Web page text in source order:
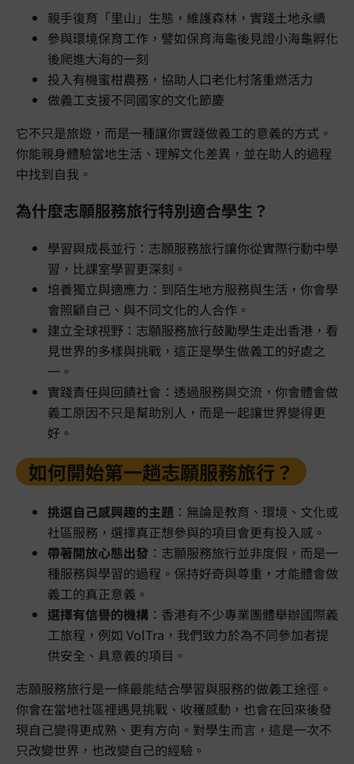
親手復育「里山」生態，維護森林，實踐土地永續
參與環境保育工作，譬如保育海龜後見證小海龜孵化
後爬進大海的一刻
投入有機蜜柑農務，協助人口老化村落重燃活力
做義工支援不同國家的文化節慶
它不只是旅遊，而是一種讓你實踐做義工的意義的方式。
你能親身體驗當地生活、理解文化差異，並在助人的過程
中找到自我。
為什麼志願服務旅行特別適合學生？
學習與成長並行：志願服務旅行讓你從實際行動中學
習，比課室學習更深刻。
培養獨立與適應力：到陌生地方服務與生活，你會學
會照顧自己、與不同文化的人合作。
建立全球視野：志願服務旅行鼓勵學生走出香港，看
見世界的多樣與挑戰，這正是學生做義工的好處之
一。
實踐責任與回饋社會：透過服務與交流，你會體會做
義工原因不只是幫助別人，而是一起讓世界變得更
好。
如何開始第一趟志願服務旅行？
挑選自己感興趣的主題 ：無論是教育、環境、文化或
社區服務，選擇真正想參與的項目會更有投入感。
帶著開放心態出發 ：志願服務旅行並非度假，而是一
種服務與學習的過程。保持好奇與尊重，才能體會做
義工的真正意義。
選擇有信譽的機構 ：香港有不少專業團體舉辦國際義
工旅程，例如 VolTra，我們致力於為不同參加者提
供安全、具意義的項目。
志願服務旅行是一條最能結合學習與服務的做義工途徑。
你會在當地社區裡遇見挑戰、收穫感動，也會在回來後發
現自己變得更成熟、更有方向。對學生而言，這是一次不
只改變世界，也改變自己的經驗。